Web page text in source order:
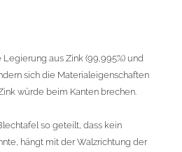
stark angegriffen, insbesondere wenn
in Richtung Kupfer verläuft.
verbaut werden, da sie in der
Edelstahl und Blei kombiniert werden,
Legierung aus Zink (99,995%) und
sich die Materialeigenschaften
würde beim Kanten brechen.
so geteilt, dass kein
hängt mit der Walzrichtung der